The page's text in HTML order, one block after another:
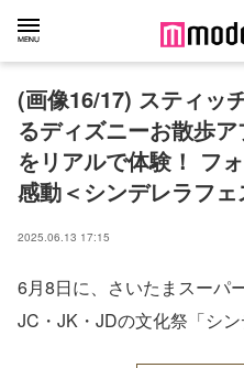
(画像16/17) スティッ
るディズニーお散歩
をリアルで体験！ フ
感動＜シンデレラフェ
2025.06.13 17:15
6月8日に、さいたまスーパ
JC・JK・JDの文化祭「シ